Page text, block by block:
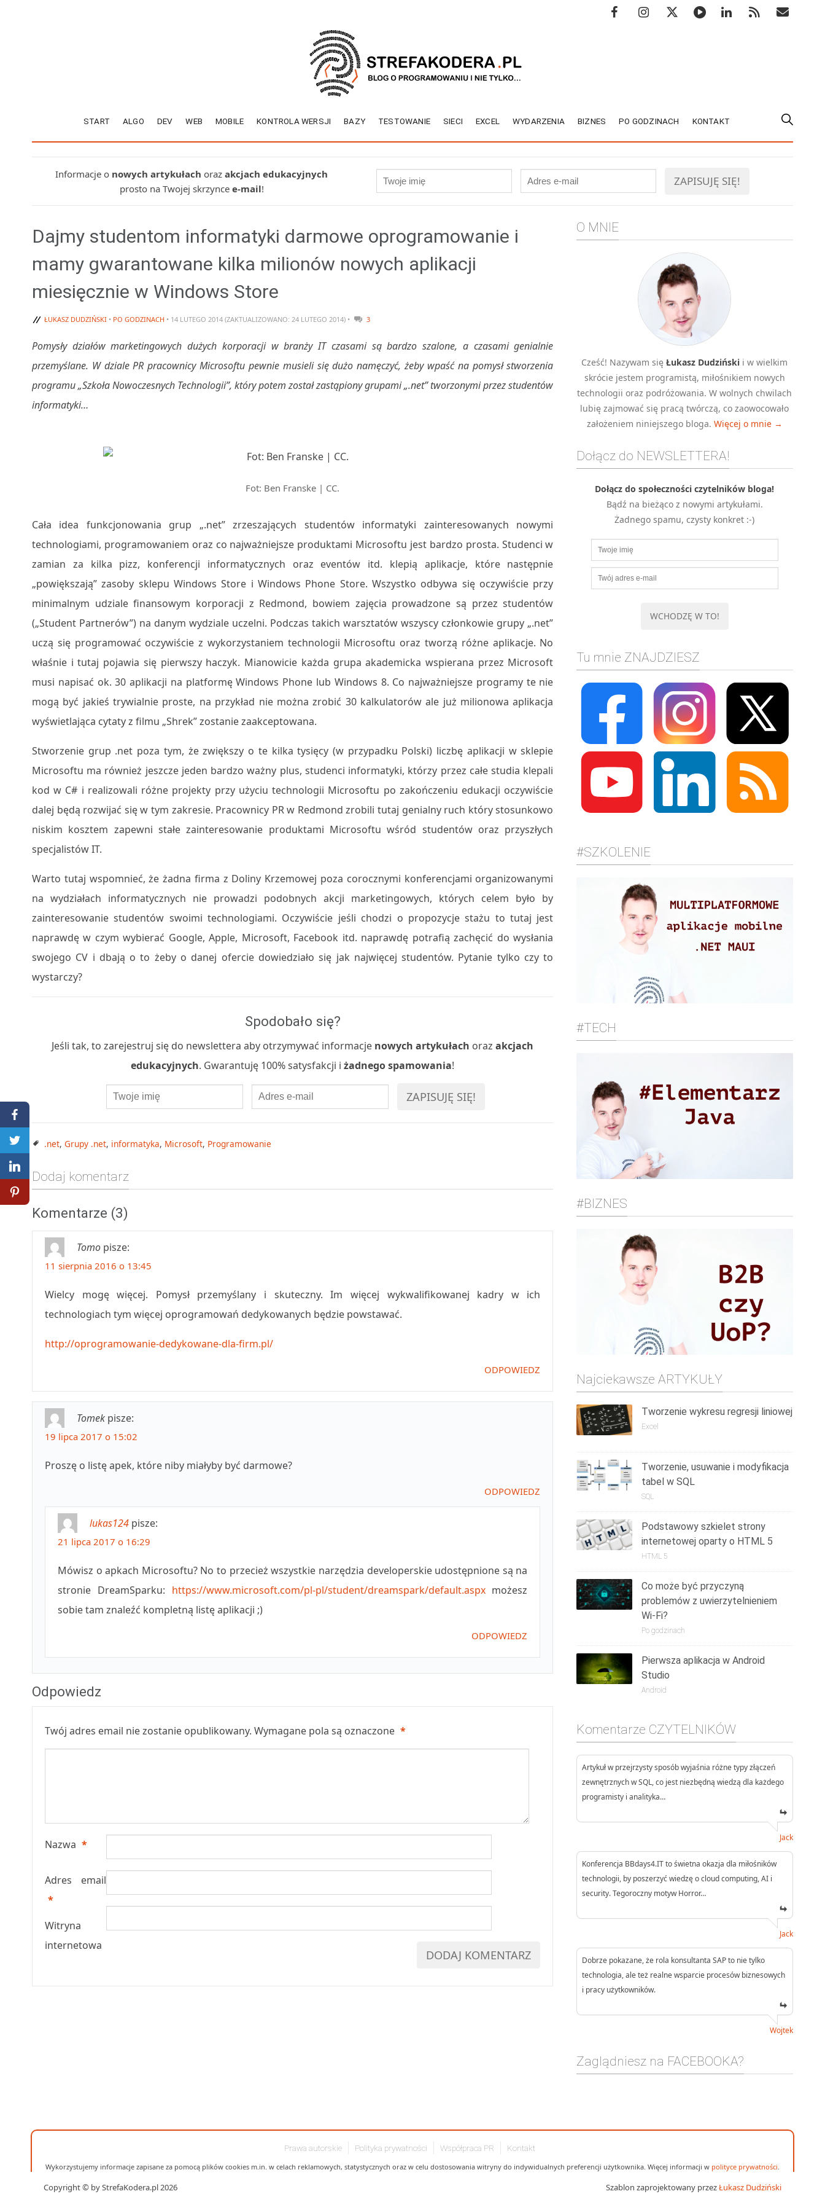
START ALGO DEV WEB MOBILE KONTROLA WERSJI BAZY TESTOWANIE SIECI EXCEL WYDARZENIA BIZNES PO GODZINACH KONTAKT
Informacje o nowych artykułach oraz akcjach edukacyjnych
prosto na Twojej skrzynce e-mail!
Dajmy studentom informatyki darmowe oprogramowanie i
mamy gwarantowane kilka milionów nowych aplikacji
miesięcznie w Windows Store
ŁUKASZ DUDZIŃSKI • PO GODZINACH • 14 LUTEGO 2014 (ZAKTUALIZOWANO: 24 LUTEGO 2014) • 3
Pomysły działów marketingowych dużych korporacji w branży IT czasami są bardzo szalone, a czasami genialnie
przemyślane. W dziale PR pracownicy Microsoftu pewnie musieli się dużo namęczyć, żeby wpaść na pomysł stworzenia
programu „Szkoła Nowoczesnych Technologii”, który potem został zastąpiony grupami „.net” tworzonymi przez studentów
informatyki…
Fot: Ben Franske | CC.
Cała idea funkcjonowania grup „.net” zrzeszających studentów informatyki zainteresowanych nowymi
technologiami, programowaniem oraz co najważniejsze produktami Microsoftu jest bardzo prosta. Studenci w
zamian za kilka pizz, konferencji informatycznych oraz eventów itd. klepią aplikacje, które następnie
„powiększają” zasoby sklepu Windows Store i Windows Phone Store. Wszystko odbywa się oczywiście przy
minimalnym udziale finansowym korporacji z Redmond, bowiem zajęcia prowadzone są przez studentów
(„Student Partnerów”) na danym wydziale uczelni. Podczas takich warsztatów wszyscy członkowie grupy „.net”
uczą się programować oczywiście z wykorzystaniem technologii Microsoftu oraz tworzą różne aplikacje. No
właśnie i tutaj pojawia się pierwszy haczyk. Mianowicie każda grupa akademicka wspierana przez Microsoft
musi napisać ok. 30 aplikacji na platformę Windows Phone lub Windows 8. Co najważniejsze programy te nie
mogą być jakieś trywialnie proste, na przykład nie można zrobić 30 kalkulatorów ale już milionowa aplikacja
wyświetlająca cytaty z filmu „Shrek” zostanie zaakceptowana.
Stworzenie grup .net poza tym, że zwiększy o te kilka tysięcy (w przypadku Polski) liczbę aplikacji w sklepie
Microsoftu ma również jeszcze jeden bardzo ważny plus, studenci informatyki, którzy przez całe studia klepali
kod w C# i realizowali różne projekty przy użyciu technologii Microsoftu po zakończeniu edukacji oczywiście
dalej będą rozwijać się w tym zakresie. Pracownicy PR w Redmond zrobili tutaj genialny ruch który stosunkowo
niskim kosztem zapewni stałe zainteresowanie produktami Microsoftu wśród studentów oraz przyszłych
specjalistów IT.
Warto tutaj wspomnieć, że żadna firma z Doliny Krzemowej poza corocznymi konferencjami organizowanymi
na wydziałach informatycznych nie prowadzi podobnych akcji marketingowych, których celem było by
zainteresowanie studentów swoimi technologiami. Oczywiście jeśli chodzi o propozycje stażu to tutaj jest
naprawdę w czym wybierać Google, Apple, Microsoft, Facebook itd. naprawdę potrafią zachęcić do wysłania
swojego CV i dbają o to żeby o danej ofercie dowiedziało się jak najwięcej studentów. Pytanie tylko czy to
wystarczy?
Spodobało się?
Jeśli tak, to zarejestruj się do newslettera aby otrzymywać informacje nowych artykułach orazakcjach
edukacyjnych. Gwarantuję 100% satysfakcji iżadnego spamowania!
.net, Grupy .net, informatyka, Microsoft, Programowanie
Dodaj komentarz
Komentarze (3)
Tomo pisze:
11 sierpnia 2016 o 13:45
Wielcy mogę więcej. Pomysł przemyślany i skuteczny. Im więcej wykwalifikowanej kadry w ich
technologiach tym więcej oprogramowań dedykowanych będzie powstawać.
http://oprogramowanie-dedykowane-dla-firm.pl/
ODPOWIEDZ
Tomek pisze:
19 lipca 2017 o 15:02
Proszę o listę apek, które niby miałyby być darmowe?
ODPOWIEDZ
lukas124 pisze:
21 lipca 2017 o 16:29
Mówisz o apkach Microsoftu? No to przecież wszystkie narzędzia developerskie udostępnione są na
stronie DreamSparku: https://www.microsoft.com/pl-pl/student/dreamspark/default.aspxmożesz
sobie tam znaleźć kompletną listę aplikacji ;)
ODPOWIEDZ
Odpowiedz
Twój adres email nie zostanie opublikowany. Wymagane pola są oznaczone *
Nazwa *
Adres email
*
Witryna
internetowa
O MNIE
Cześć! Nazywam sięŁukasz Dudziński i w wielkim
skrócie jestem programistą, miłośnikiem nowych
technologii oraz podróżowania. W wolnych chwilach
lubię zajmować się pracą twórczą, co zaowocowało
założeniem niniejszego bloga. Więcej o mnie →
Dołącz do NEWSLETTERA!
Dołącz do społeczności czytelników bloga!
Bądź na bieżąco z nowymi artykułami.
Żadnego spamu, czysty konkret :-)
Tu mnie ZNAJDZIESZ
#SZKOLENIE
#TECH
#BIZNES
Najciekawsze ARTYKUŁY
Tworzenie wykresu regresji liniowej
Excel
Tworzenie, usuwanie i modyfikacja
tabel w SQL
SQL
Podstawowy szkielet strony
internetowej oparty o HTML 5
HTML 5
Co może być przyczyną
problemów z uwierzytelnieniem
Wi-Fi?
Po godzinach
Pierwsza aplikacja w Android
Studio
Android
Komentarze CZYTELNIKÓW
Artykuł w przejrzysty sposób wyjaśnia różne typy złączeń
zewnętrznych w SQL, co jest niezbędną wiedzą dla każdego
programisty i analityka…
Jack
Konferencja BBdays4.IT to świetna okazja dla miłośników
technologii, by poszerzyć wiedzę o cloud computing, AI i
security. Tegoroczny motyw Horror…
Jack
Dobrze pokazane, że rola konsultanta SAP to nie tylko
technologia, ale też realne wsparcie procesów biznesowych
i pracy użytkowników.
Wojtek
Zaglądniesz na FACEBOOKA?
Prawa autorskie Polityka prywatności Współpraca PR Kontakt
Wykorzystujemy informacje zapisane za pomocą plików cookies m.in. w celach reklamowych, statystycznych oraz w celu dostosowania witryny do indywidualnych preferencji użytkownika. Więcej informacji w polityce prywatności
Copyright © by StrefaKodera.pl 2026 Szablon zaprojektowany przezŁukasz Dudziński